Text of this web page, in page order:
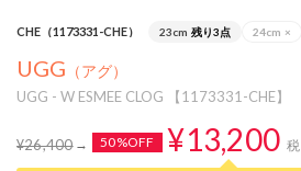
CHE（1173331-CHE） 23cm 残り3点 24cm ×
UGG （アグ）
UGG - W ESMEE CLOG 【1173331-CHE】
¥26,400 50%OFF ¥13,200